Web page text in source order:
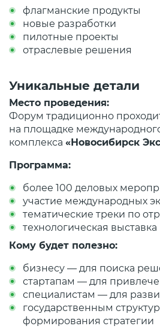
флагманские продукты
новые разработки
пилотные проекты
отраслевые решения
Уникальные детали
Место проведения:
Форум традиционно
на площадке
комплекса «Новосибирск
Программа:
более 100 деловых
участие международных
тематические треки по
технологическая выставка
Кому будет полезно:
бизнесу — для поиска
стартапам — для
специалистам — для
государственным
формирования стратегии